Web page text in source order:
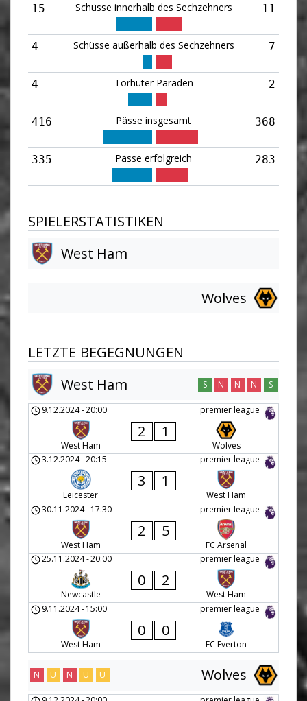
15 Schüsse innerhalb des Sechzehners 11
4 Schüsse außerhalb des Sechzehners 7
4 Torhüter Paraden 2
416 Pässe insgesamt 368
335 Pässe erfolgreich 283
SPIELERSTATISTIKEN
West Ham
Wolves
LETZTE BEGEGNUNGEN
West Ham
S N N N S
premier league
9.12.2024-20:00
West Ham
2 1
Wolves
premier league
3.12.2024-20:15
Leicester
3 1
West Ham
premier league
30.11.2024-17:30
West Ham
2 5
FC Arsenal
premier league
25.11.2024-20:00
Newcastle
0 2
West Ham
premier league
9.11.2024-15:00
West Ham
0 0
FC Everton
Wolves
N U N U U